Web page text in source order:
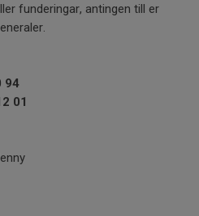
funderingar, antingen till er
94
01